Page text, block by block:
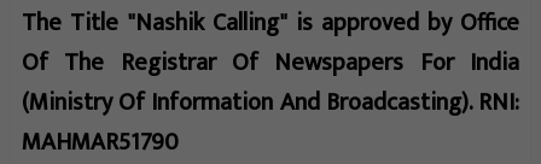
The Title "Nashik Calling" is approved by Office
Of The Registrar Of Newspapers For India
(Ministry Of Information And Broadcasting). RNI:
MAHMAR51790